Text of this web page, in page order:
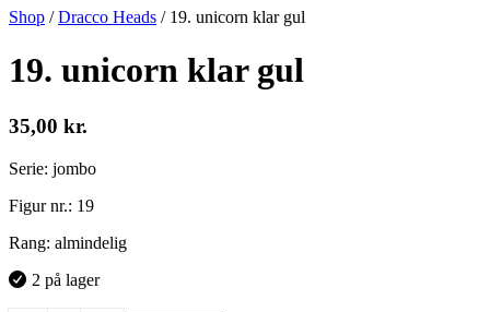
Shop /Dracco Heads / 19. unicorn klar gul
19. unicorn klar gul
35,00 kr.
Serie: jombo
Figur nr.: 19
Rang: almindelig
2 på lager